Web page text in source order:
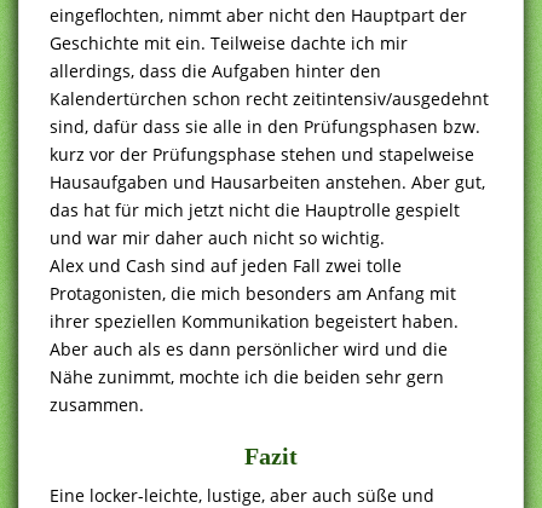
eingeflochten, nimmt aber nicht den Hauptpart der
Geschichte mit ein. Teilweise dachte ich mir
allerdings, dass die Aufgaben hinter den
Kalendertürchen schon recht zeitintensiv/ausgedehnt
sind, dafür dass sie alle in den Prüfungsphasen bzw.
kurz vor der Prüfungsphase stehen und stapelweise
Hausaufgaben und Hausarbeiten anstehen. Aber gut,
das hat für mich jetzt nicht die Hauptrolle gespielt
und war mir daher auch nicht so wichtig.
Alex und Cash sind auf jeden Fall zwei tolle
Protagonisten, die mich besonders am Anfang mit
ihrer speziellen Kommunikation begeistert haben.
Aber auch als es dann persönlicher wird und die
Nähe zunimmt, mochte ich die beiden sehr gern
zusammen.
Fazit
Eine locker-leichte, lustige, aber auch süße und